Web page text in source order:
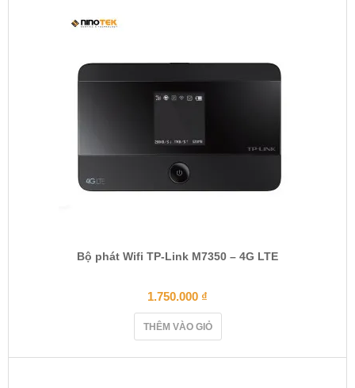
Bộ phát Wifi TP-Link M7350 – 4G LTE
1.750.000 ₫
THÊM VÀO GIỎ